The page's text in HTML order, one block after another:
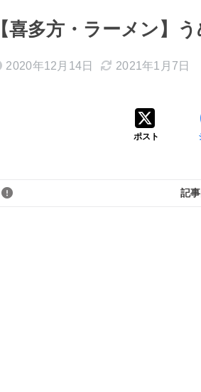
【喜多方・ラーメン】
2020年12月14日 2021年1月7日
ポスト
記